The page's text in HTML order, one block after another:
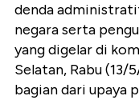
denda
negara serta
yang digelar di
Selatan, Rabu
bagian dari upaya